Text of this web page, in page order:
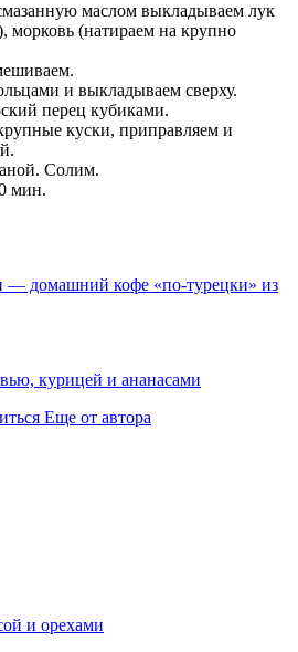
маслом выкладываем лук
морковь (натираем на крупно
и выкладываем сверху.
перец кубиками.
куски, приправляем и
Солим.
мин.
— домашний кофе «по-турецки» из
курицей и ананасами
Еще от автора
и орехами